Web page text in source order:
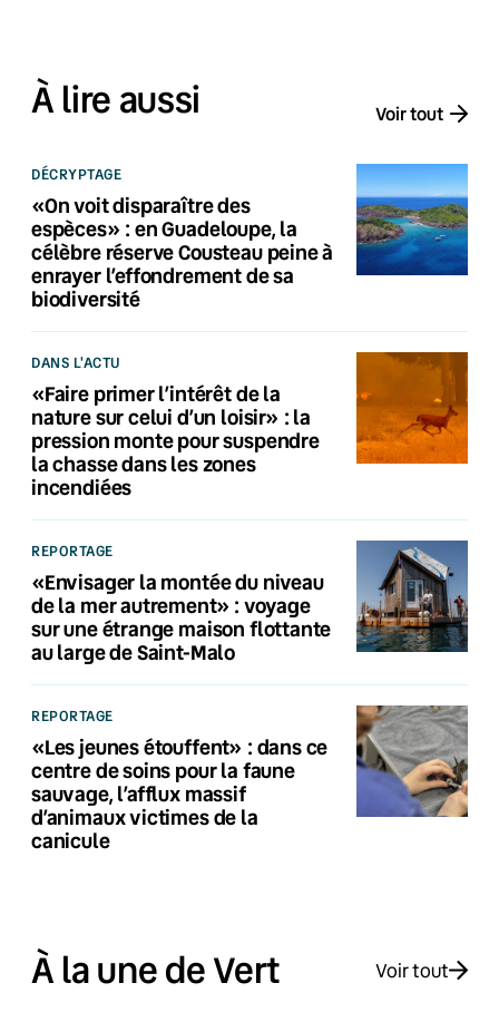
À lire aussi Voir tout
DÉCRYPTAGE
«On voit disparaître des
espèces» : en Guadeloupe, la
célèbre réserve Cousteau peine à
enrayer l’effondrement de sa
biodiversité
DANS L'ACTU
«Faire primer l’intérêt de la
nature sur celui d’un loisir» : la
pression monte pour suspendre
la chasse dans les zones
incendiées
REPORTAGE
«Envisager la montée du niveau
de la mer autrement» : voyage
sur une étrange maison flottante
au large de Saint-Malo
REPORTAGE
«Les jeunes étouffent» : dans ce
centre de soins pour la faune
sauvage, l’afflux massif
d’animaux victimes de la
canicule
À la une de Vert Voir tout